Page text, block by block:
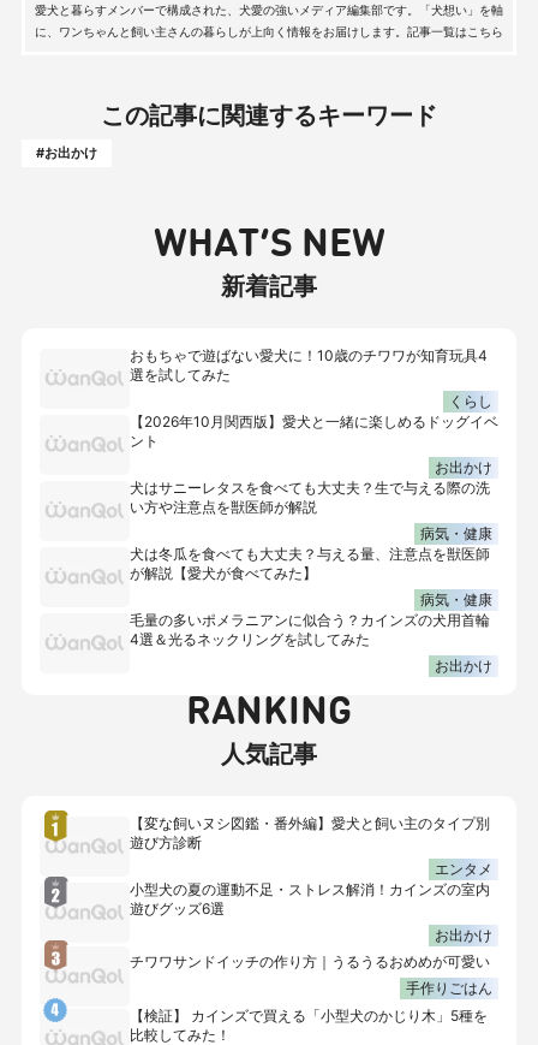
愛犬と暮らすメンバーで構成された、犬愛の強いメディア編集部です。「犬想い」を軸
に、ワンちゃんと飼い主さんの暮らしが上向く情報をお届けします。記事一覧はこちら
この記事に関連するキーワード
#お出かけ
WHAT’S NEW
新着記事
おもちゃで遊ばない愛犬に！10歳のチワワが知育玩具4
選を試してみた
くらし
【2026年10月関西版】愛犬と一緒に楽しめるドッグイベ
ント
お出かけ
犬はサニーレタスを食べても大丈夫？生で与える際の洗
い方や注意点を獣医師が解説
病気・健康
犬は冬瓜を食べても大丈夫？与える量、注意点を獣医師
が解説【愛犬が食べてみた】
病気・健康
毛量の多いポメラニアンに似合う？カインズの犬用首輪
4選＆光るネックリングを試してみた
お出かけ
RANKING
人気記事
【変な飼いヌシ図鑑・番外編】愛犬と飼い主のタイプ別
遊び方診断
エンタメ
小型犬の夏の運動不足・ストレス解消！カインズの室内
遊びグッズ6選
お出かけ
チワワサンドイッチの作り方｜うるうるおめめが可愛い
手作りごはん
【検証】 カインズで買える「小型犬のかじり木」5種を
比較してみた！